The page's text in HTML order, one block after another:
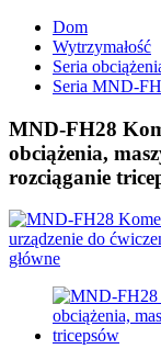
Dom
Wytrzymałość
Seria
Seria MND-FH
MND-FH28
obciążenia,
rozciąganie